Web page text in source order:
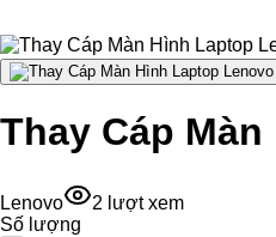
Thay Cáp
Lenovo 2 lượt xem
Số lượng